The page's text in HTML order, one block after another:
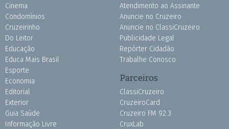
Cinema
Condomínios
Cruzeirinho
Do Leitor
Educação
Educa Mais Brasil
Esporte
Economia
Editorial
Exterior
Guia Saúde
Informação Livre
Atendimento ao Assinante
Anuncie no Cruzeiro
Anuncie no ClassiCruzeiro
Publicidade Legal
Repórter Cidadão
Trabalhe Conosco
Parceiros
ClassiCruzeiro
CruzeiroCard
Cruzeiro FM 92.3
CruxLab